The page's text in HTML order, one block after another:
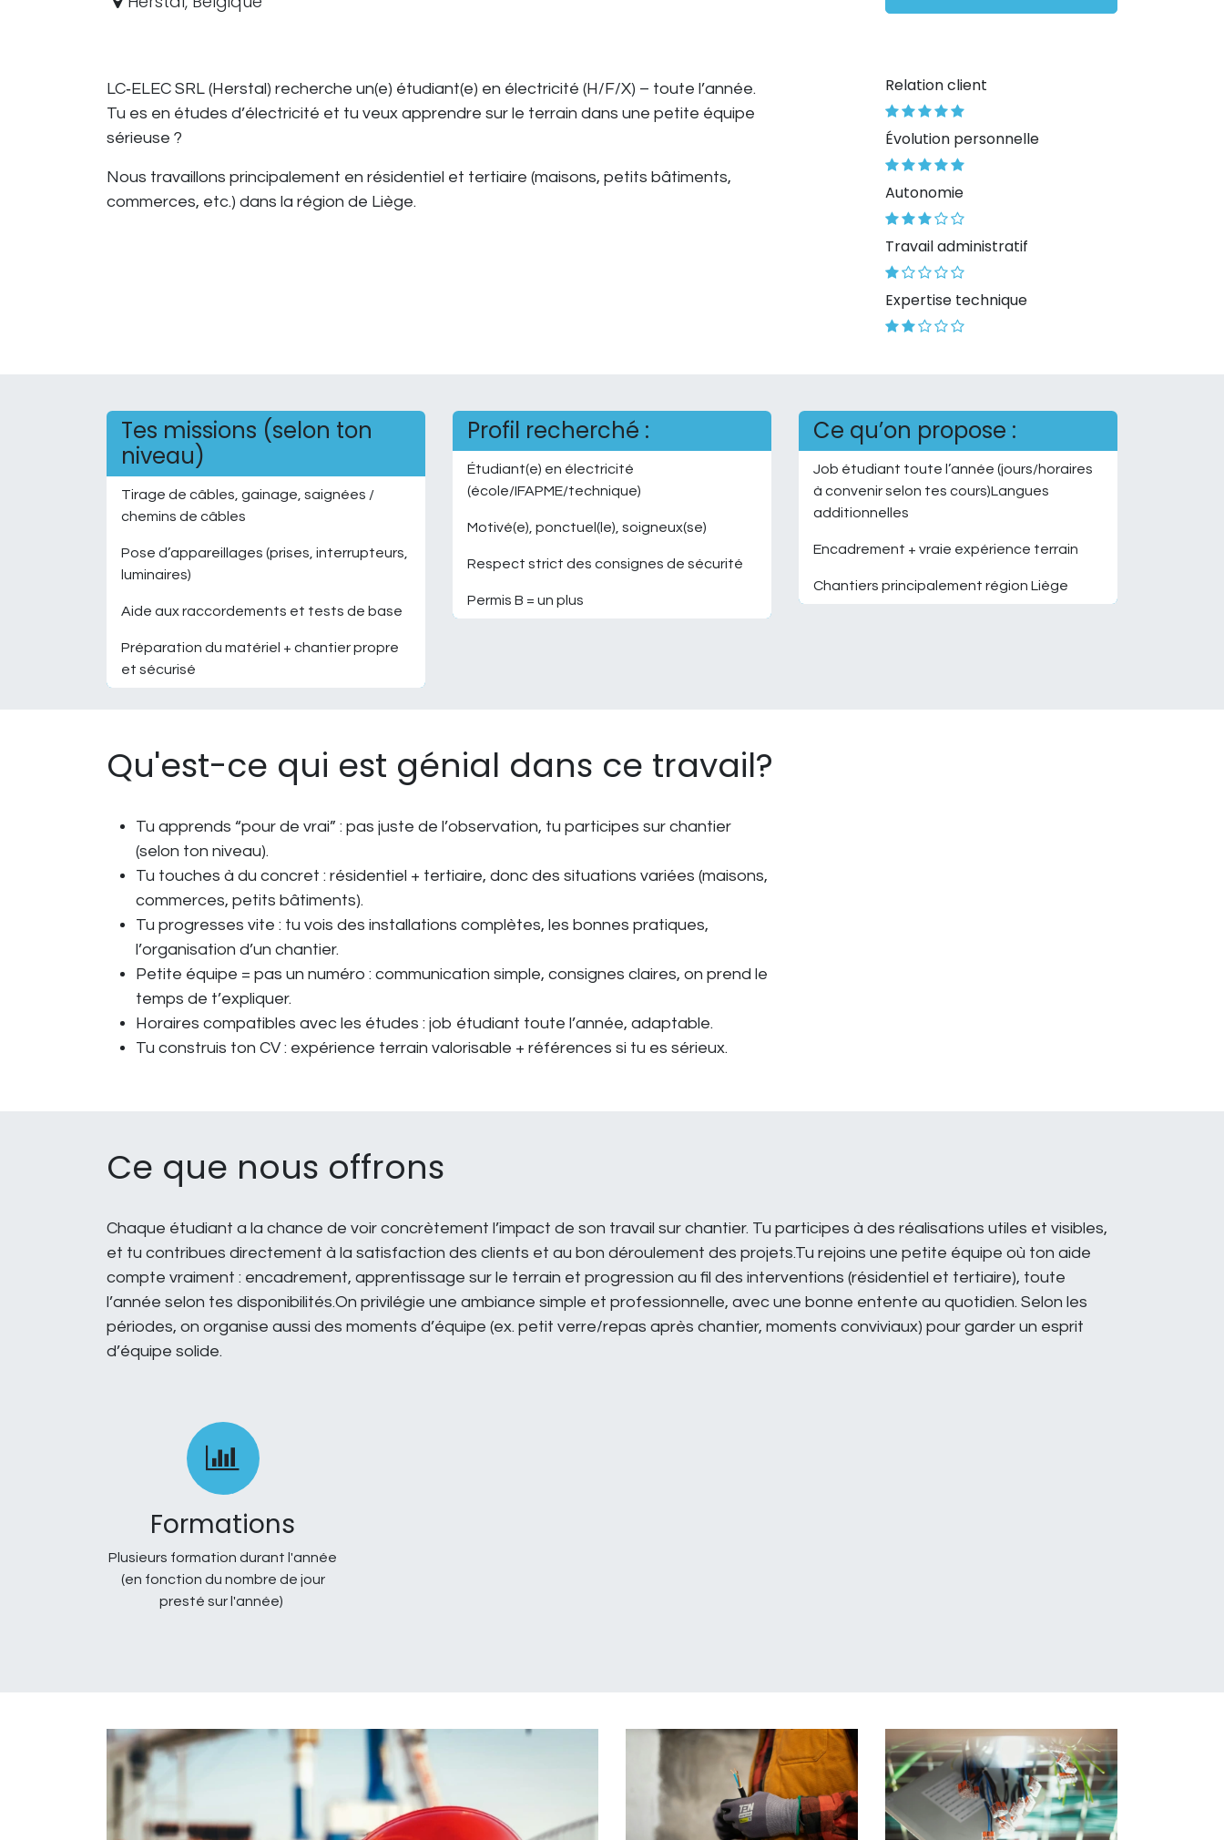
LC‑ELEC SRL (Herstal) recherche un(e) étudiant(e) en électricité (H/F/X) – toute l’année.
Tu es en études d’électricité et tu veux apprendre sur le terrain dans une petite équipe
sérieuse ?
Nous travaillons principalement en résidentiel et tertiaire (maisons, petits bâtiments,
commerces, etc.) dans la région de Liège.
Relation client
Évolution personnelle
Autonomie
Travail administratif
Expertise technique
Tes missions (selon ton
niveau)
Tirage de câbles, gainage, saignées /
chemins de câbles
Pose d’appareillages (prises, interrupteurs,
luminaires)
Aide aux raccordements et tests de base
Préparation du matériel + chantier propre
et sécurisé
Profil recherché :
Étudiant(e) en électricité
(école/IFAPME/technique)
Motivé(e), ponctuel(le), soigneux(se)
Respect strict des consignes de sécurité
Permis B = un plus
Ce qu’on propose :
Job étudiant toute l’année (jours/horaires
à convenir selon tes cours)Langues
additionnelles
Encadrement + vraie expérience terrain
Chantiers principalement région Liège
Qu'est-ce qui est génial dans ce travail?
Tu apprends “pour de vrai” : pas juste de l’observation, tu participes sur chantier
(selon ton niveau).
Tu touches à du concret : résidentiel + tertiaire, donc des situations variées (maisons,
commerces, petits bâtiments).
Tu progresses vite : tu vois des installations complètes, les bonnes pratiques,
l’organisation d’un chantier.
Petite équipe = pas un numéro : communication simple, consignes claires, on prend le
temps de t’expliquer.
Horaires compatibles avec les études : job étudiant toute l’année, adaptable.
Tu construis ton CV : expérience terrain valorisable + références si tu es sérieux.
Ce que nous offrons
Chaque étudiant a la chance de voir concrètement l’impact de son travail sur chantier. Tu participes à des réalisations utiles et visibles,
et tu contribues directement à la satisfaction des clients et au bon déroulement des projets.Tu rejoins une petite équipe où ton aide
compte vraiment : encadrement, apprentissage sur le terrain et progression au fil des interventions (résidentiel et tertiaire), toute
l’année selon tes disponibilités.On privilégie une ambiance simple et professionnelle, avec une bonne entente au quotidien. Selon les
périodes, on organise aussi des moments d’équipe (ex. petit verre/repas après chantier, moments conviviaux) pour garder un esprit
d’équipe solide.
Formations
Plusieurs formation durant l'année
(en fonction du nombre de jour
presté sur l'année)